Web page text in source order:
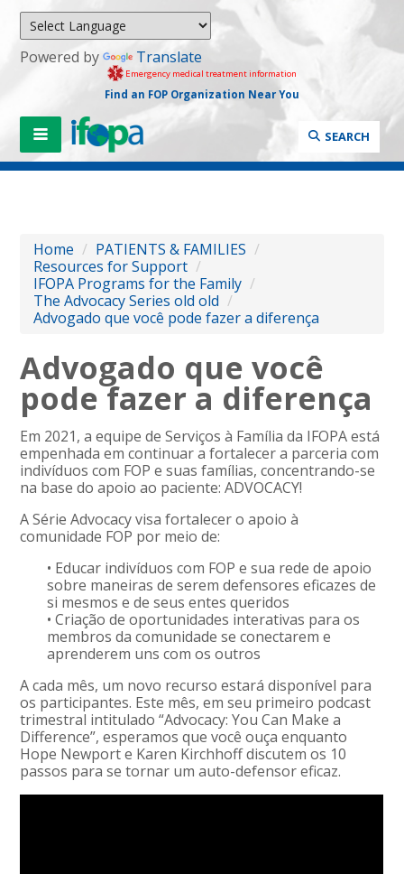
Powered by Translate
Emergency medical treatment information
Find an FOP Organization Near You
SEARCH
Home / PATIENTS & FAMILIES /
Resources for Support /
IFOPA Programs for the Family /
The Advocacy Series old old /
Advogado que você pode fazer a diferença
Advogado que você
pode fazer a diferença
Em 2021, a equipe de Serviços à Família da IFOPA está
empenhada em continuar a fortalecer a parceria com
indivíduos com FOP e suas famílias, concentrando-se
na base do apoio ao paciente: ADVOCACY!
A Série Advocacy visa fortalecer o apoio à
comunidade FOP por meio de:
• Educar indivíduos com FOP e sua rede de apoio
sobre maneiras de serem defensores eficazes de
si mesmos e de seus entes queridos
• Criação de oportunidades interativas para os
membros da comunidade se conectarem e
aprenderem uns com os outros
A cada mês, um novo recurso estará disponível para
os participantes. Este mês, em seu primeiro podcast
trimestral intitulado “Advocacy: You Can Make a
Difference”, esperamos que você ouça enquanto
Hope Newport e Karen Kirchhoff discutem os 10
passos para se tornar um auto-defensor eficaz.